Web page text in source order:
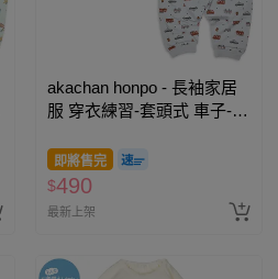
akachan honpo - 長袖家居
服 穿衣練習-套頭式 車子-淺
即將售完
$490
最新上架